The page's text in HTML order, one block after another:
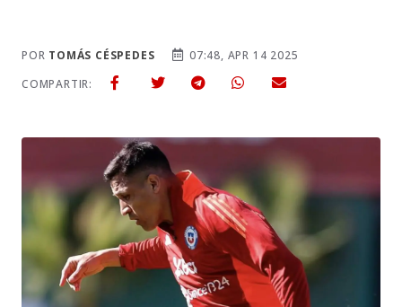
POR TOMÁS CÉSPEDES
07:48, APR 14 2025
COMPARTIR: